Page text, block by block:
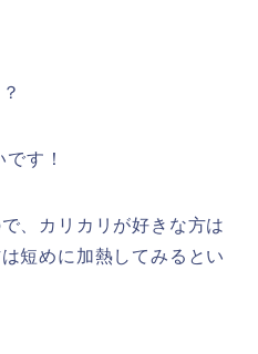
す！
、カリカリが好きな方は
短めに加熱してみるとい